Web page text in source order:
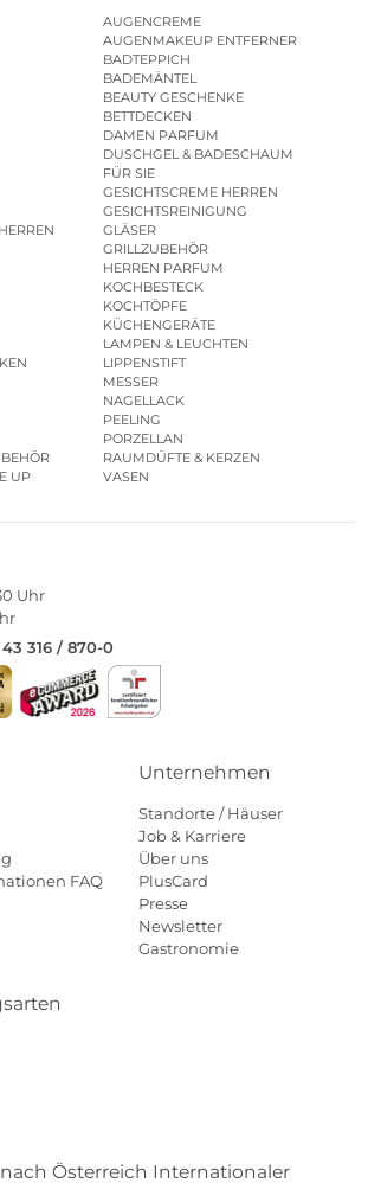
AUGENCREME
AUGENMAKEUP ENTFERNER
BADTEPPICH
BADEMÄNTEL
BEAUTY GESCHENKE
BETTDECKEN
DAMEN PARFUM
DUSCHGEL & BADESCHAUM
FÜR SIE
GESICHTSCREME HERREN
GESICHTSREINIGUNG
GLÄSER
GRILLZUBEHÖR
HERREN PARFUM
KOCHBESTECK
KOCHTÖPFE
KÜCHENGERÄTE
LAMPEN & LEUCHTEN
LIPPENSTIFT
MESSER
NAGELLACK
PEELING
PORZELLAN
RAUMDÜFTE & KERZEN
UP
VASEN
Uhr
316 / 870-0
FAQ
Unternehmen
Standorte / Häuser
Job & Karriere
Über uns
PlusCard
Presse
Newsletter
Gastronomie
Österreich Internationaler